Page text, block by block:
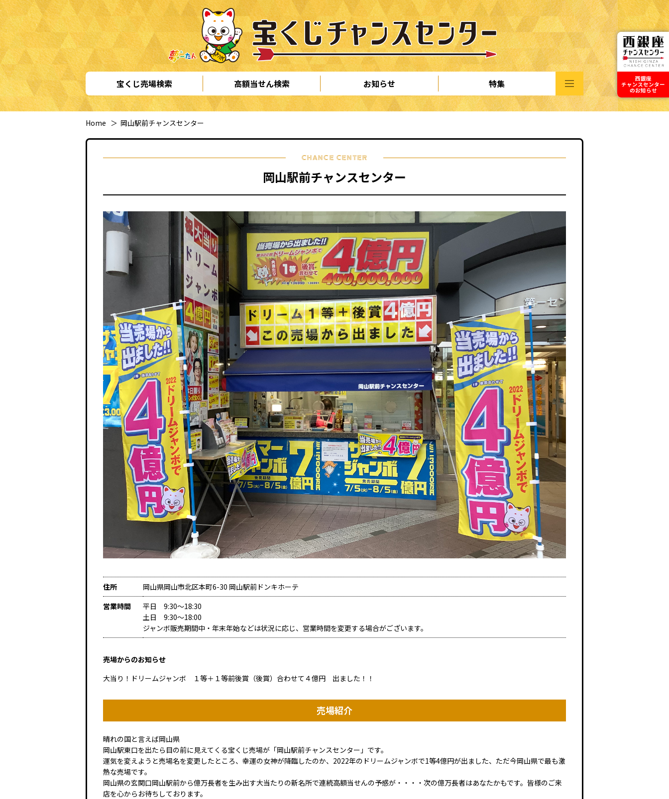
宝くじ売場検索 高額当せん検索 お知らせ 特集
Home ＞ 岡山駅前チャンスセンター
CHANCE CENTER
岡山駅前チャンスセンター
住所
岡山県岡山市北区本町6-30 岡山駅前ドンキホーテ
営業時間
平日 9:30～18:30
土日 9:30～18:00
ジャンボ販売期間中・年末年始などは状況に応じ、営業時間を変更する場合がございます。
売場からのお知らせ
大当り！ドリームジャンボ １等＋１等前後賞（後賞）合わせて４億円 出ました！！
売場紹介
晴れの国と言えば岡山県
岡山駅東口を出たら目の前に見えてくる宝くじ売場が「岡山駅前チャンスセンター」です。
運気を変えようと売場名を変更したところ、幸運の女神が降臨したのか、2022年のドリームジャンボで1等4億円が出ました、ただ今岡山県で最も激
熱な売場です。
岡山県の玄関口岡山駅前から億万長者を生み出す大当たりの新名所で連続高額当せんの予感が・・・・次の億万長者はあなたかもです。皆様のご来
店を心からお待ちしております。
西銀座
チャンスセンター
のお知らせ